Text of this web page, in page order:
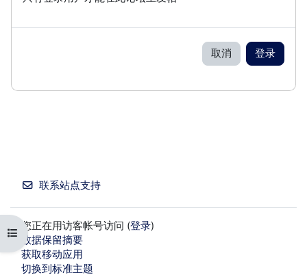
打开课程索引
取消 登录
联系站点支持
您正在用访客帐号访问 (登录)
‎数据保留摘要‎
获取移动应用
切换到标准主题